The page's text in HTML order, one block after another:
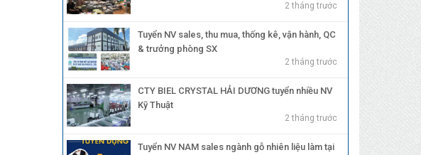
2 tháng trước
Tuyển NV sales, thu mua, thống kê, vận hành, QC
& trưởng phòng SX
2 tháng trước
CTY BIEL CRYSTAL HẢI DƯƠNG tuyển nhiều NV
Kỹ Thuật
2 tháng trước
Tuyển NV NAM sales ngành gỗ nhiên liệu làm tại